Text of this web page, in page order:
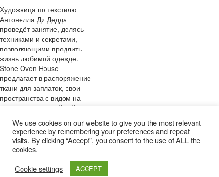
Художница по текстилю
Антонелла Ди Дедда
проведёт занятие, делясь
техниками и секретами,
позволяющими продлить
жизнь любимой одежде.
Stone Oven House
предлагает в распоряжение
ткани для заплаток, свои
пространства с видом на
горы и прохладный чай с
Это больше, чем ремесло —
это жест заботы,
коллективный ритуал, в
котором переплетаются
мастерство, осознанность и
We use cookies on our website to give you the most relevant
experience by remembering your preferences and repeat
visits. By clicking “Accept”, you consent to the use of ALL the
cookies.
Cookie settings
ACCEPT